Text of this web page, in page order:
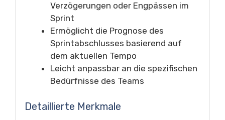
Verzögerungen oder Engpässen im
Sprint
Ermöglicht die Prognose des
Sprintabschlusses basierend auf
dem aktuellen Tempo
Leicht anpassbar an die spezifischen
Bedürfnisse des Teams
Detaillierte Merkmale